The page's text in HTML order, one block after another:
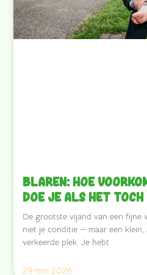
Blaren: hoe
doe je als het toch
De grootste vijand van een fijne
niet je conditie — maar een
verkeerde plek. Je hebt
29 mei 2026